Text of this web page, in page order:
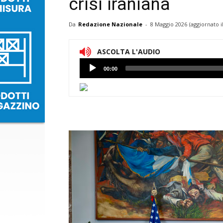
crisi iraniana
Da Redazione Nazionale - 8 Maggio 2026 (aggiornato il
ASCOLTA L'AUDIO
Lettore
Audio
00:00